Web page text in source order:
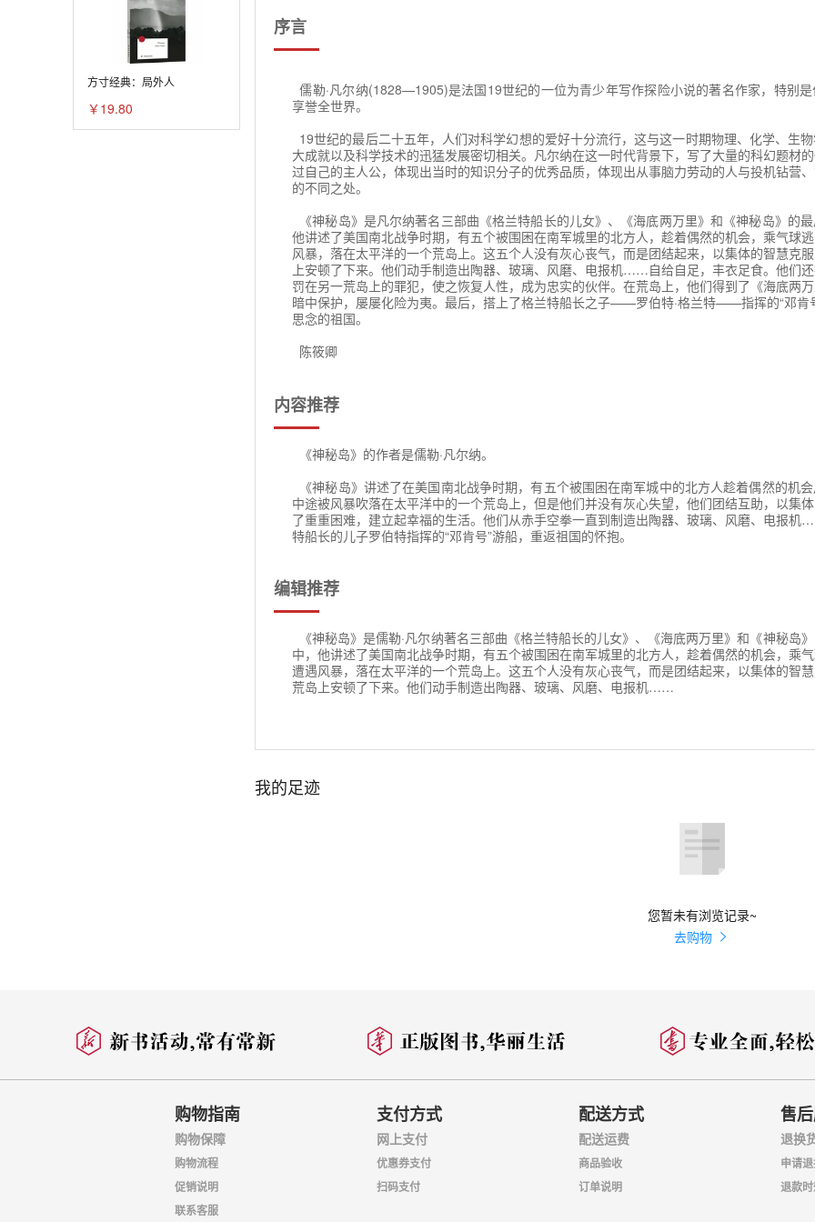
方寸经典：局外人
￥19.80
记者把湿手帕贴在工程师的嘴唇上。经凉水这么一激，工程师从胸腔内吐了口气，好像是要
“我们一定能救活他的!”记者说。
纳布闻听此言，心中充满了希望。他立刻解开主人的衣裳，看看他受了伤没有。奇怪的是
上竟无一点儿伤痕。他摔下来，即使爬到这儿，手上也该留下点儿伤痕的呀!
只有等史密斯能说话时，谜才能解开了。现在，首先是要把他救醒过来。于是，他们便用
揉搓、按摩。
经过这么一个劲儿地按摩，他苏醒过来，胳膊微微动了一下，呼吸也渐渐地均匀了。他是
如果大伙儿不及时赶到，他就醒不过来了。
“您以为您主人已经不行了吧?”水手问纳布。
“是呀，我以为他已经不行了。如果不是托普找到你们，你们没来的话，我已准备掩埋他了
边。”
然后，纳布叙述了当时的情况。头一天黎明时分，他便离开了“壁炉”，爬上海岸，往北走
过的那一带海岸。他在海岸上，在岩石缝中，在沙滩上，仔仔细细地搜寻着，一个细小角落
抱有找到活着的主人的希望，而只想找到他的尸体，把他安葬了，也就了却了心愿。他找来
海滩上散布着无数的贝壳，并无被人踩破的痕迹。于是，他又上到岸上，又往前走了几英里
他想见主人最后一面。
“我沿着海岸又走了两英里，但仍一无所获。直到昨天傍晚五点钟光景，我在沙滩上发现了许
……
P48-49
第八章
第十章
第十一章
第十二章
第十四章
第十五章
第十六章
第十九章
第二十章
第二十一章
第二十二章
第二部
第一章
第三章
第四章
第七章
第十六章
序言
儒勒·凡尔纳(1828—1905)是法国19世纪的一位为青少年写作探险小说的著名作家，特别
享誉全世界。
19世纪的最后二十五年，人们对科学幻想的爱好十分流行，这与这一时期物理、化学、生
大成就以及科学技术的迅猛发展密切相关。凡尔纳在这一时代背景下，写了大量的科幻题材
过自己的主人公，体现出当时的知识分子的优秀品质，体现出从事脑力劳动的人与投机钻营
的不同之处。
《神秘岛》是凡尔纳著名三部曲《格兰特船长的儿女》、《海底两万里》和《神秘岛》的
他讲述了美国南北战争时期，有五个被围困在南军城里的北方人，趁着偶然的机会，乘气球
风暴，落在太平洋的一个荒岛上。这五个人没有灰心丧气，而是团结起来，以集体的智慧克
上安顿了下来。他们动手制造出陶器、玻璃、风磨、电报机……自给自足，丰衣足食。他们
罚在另一荒岛上的罪犯，使之恢复人性，成为忠实的伙伴。在荒岛上，他们得到了《海底两
暗中保护，屡屡化险为夷。最后，搭上了格兰特船长之子——罗伯特·格兰特——指挥的“邓肯
思念的祖国。
陈筱卿
内容推荐
《神秘岛》的作者是儒勒·凡尔纳。
《神秘岛》讲述了在美国南北战争时期，有五个被围困在南军城中的北方人趁着偶然的机
中途被风暴吹落在太平洋中的一个荒岛上，但是他们并没有灰心失望，他们团结互助，以集
了重重困难，建立起幸福的生活。他们从赤手空拳一直到制造出陶器、玻璃、风磨、电报
特船长的儿子罗伯特指挥的“邓肯号”游船，重返祖国的怀抱。
编辑推荐
《神秘岛》是儒勒·凡尔纳著名三部曲《格兰特船长的儿女》、《海底两万里》和《神秘岛
中，他讲述了美国南北战争时期，有五个被围困在南军城里的北方人，趁着偶然的机会，乘
遭遇风暴，落在太平洋的一个荒岛上。这五个人没有灰心丧气，而是团结起来，以集体的智
荒岛上安顿了下来。他们动手制造出陶器、玻璃、风磨、电报机……
我的足迹
您暂未有浏览记录~
去购物
购物指南
购物保障
购物流程
促销说明
联系客服
支付方式
网上支付
优惠券支付
扫码支付
配送方式
配送运费
商品验收
订单说明
售
退换
申请
退款